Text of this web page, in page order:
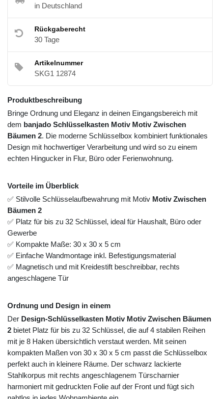
in Deutschland
Rückgaberecht
30 Tage
Artikelnummer
SKG1 12874
Produktbeschreibung
Bringe Ordnung und Eleganz in deinen Eingangsbereich mit
dem banjado Schlüsselkasten Motiv Motiv Zwischen
Bäumen 2. Die moderne Schlüsselbox kombiniert funktionales
Design mit hochwertiger Verarbeitung und wird so zu einem
echten Hingucker in Flur, Büro oder Ferienwohnung.
Vorteile im Überblick
✅ Stilvolle Schlüsselaufbewahrung mit Motiv Motiv Zwischen
Bäumen 2
✅ Platz für bis zu 32 Schlüssel, ideal für Haushalt, Büro oder
Gewerbe
✅ Kompakte Maße: 30 x 30 x 5 cm
✅ Einfache Wandmontage inkl. Befestigungsmaterial
✅ Magnetisch und mit Kreidestift beschreibbar, rechts
angeschlagene Tür
Ordnung und Design in einem
Der Design-Schlüsselkasten Motiv Motiv Zwischen Bäumen
2 bietet Platz für bis zu 32 Schlüssel, die auf 4 stabilen Reihen
mit je 8 Haken übersichtlich verstaut werden. Mit seinen
kompakten Maßen von 30 x 30 x 5 cm passt die Schlüsselbox
perfekt auch in kleinere Räume. Der schwarz lackierte
Stahlkorpus mit rechts angeschlagenem Türscharnier
harmoniert mit gedruckten Folie auf der Front und fügt sich